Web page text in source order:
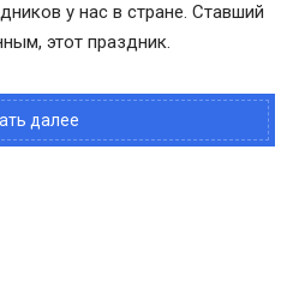
у нас в стране. Ставший
этот праздник.
далее